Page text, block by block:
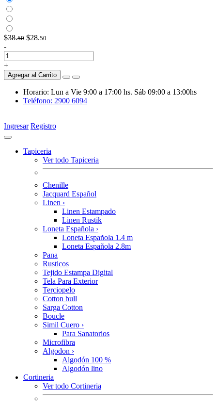
$38.50 $28.50
-
+
Agregar al Carrito
Horario: Lun a Vie 9:00 a 17:00 hs. Sáb 09:00 a 13:00hs
Teléfono: 2900 6094
Ingresar Registro
Tapiceria
Ver todo Tapiceria
Chenille
Jacquard Español
Linen ›
Linen Estampado
Linen Rustik
Loneta Española ›
Loneta Española 1.4 m
Loneta Española 2.8m
Pana
Rusticos
Tejido Estampa Digital
Tela Para Exterior
Terciopelo
Cotton bull
Sarga Cotton
Boucle
Simil Cuero ›
Para Sanatorios
Microfibra
Algodon ›
Algodón 100 %
Algodón lino
Cortineria
Ver todo Cortineria